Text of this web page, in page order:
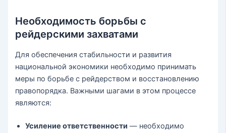
Необходимость борьбы с
рейдерскими захватами
Для обеспечения стабильности и развития
национальной экономики необходимо принимать
меры по борьбе с рейдерством и восстановлению
правопорядка. Важными шагами в этом процессе
являются:
Усиление ответственности — необходимо